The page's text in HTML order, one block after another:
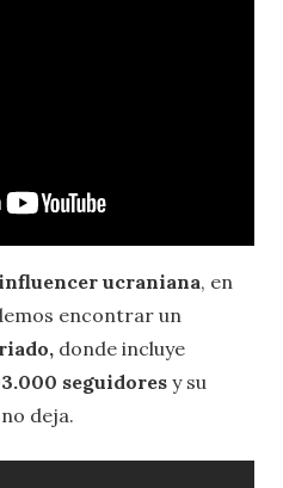
influencer ucraniana, en
encontrar un
donde incluye
seguidores y su
deja.